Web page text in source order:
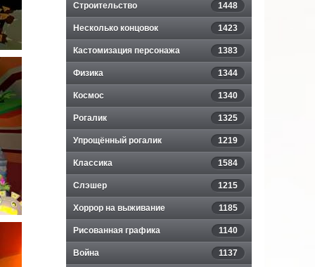
Строительство 1448
Несколько концовок 1423
Кастомизация персонажа 1383
Физика 1344
Космос 1340
Рогалик 1325
Упрощённый рогалик 1219
Классика 1584
Слэшер 1215
Хоррор на выживание 1185
Рисованная графика 1140
Война 1137